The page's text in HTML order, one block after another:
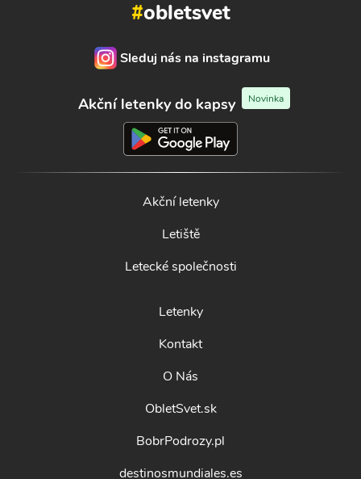
#obletsvet
Sleduj nás na instagramu
Akční letenky do kapsy Novinka
Akční letenky
Letiště
Letecké společnosti
Letenky
Kontakt
O Nás
ObletSvet.sk
BobrPodrozy.pl
destinosmundiales.es